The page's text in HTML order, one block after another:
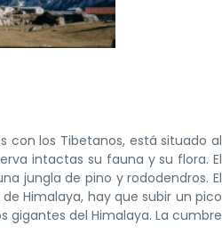
con los Tibetanos, está situado al
intactas su fauna y su flora. El
jungla de pino y rododendros. El
Himalaya, hay que subir un pico
gigantes del Himalaya. La cumbre